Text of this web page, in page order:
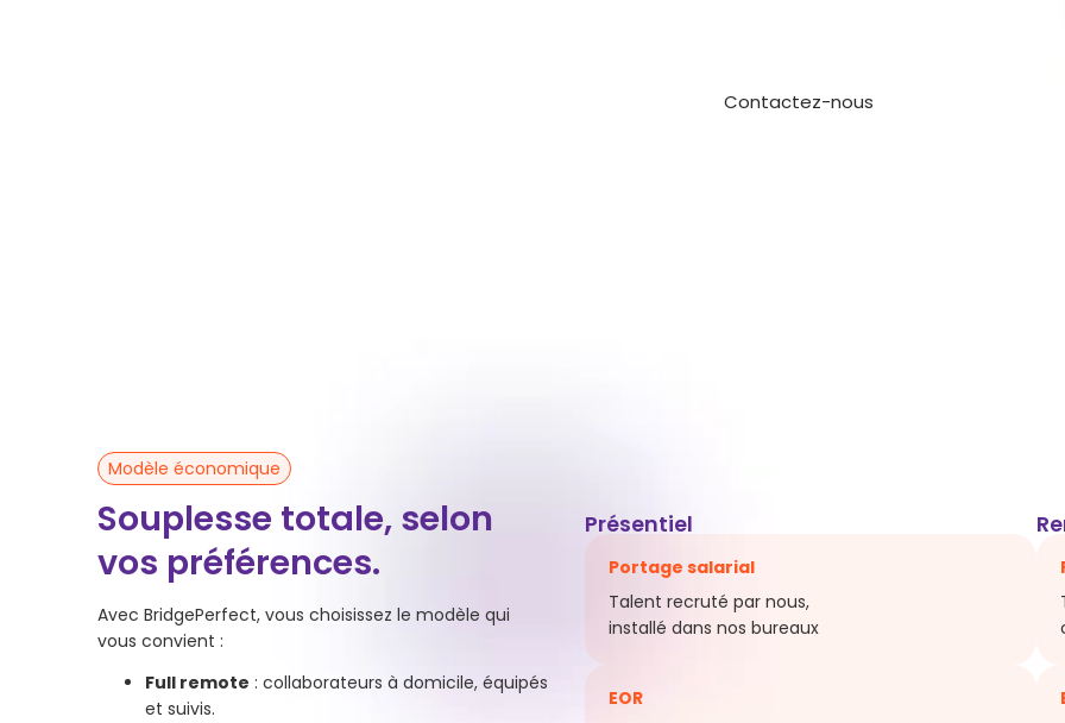
Contactez-nous
Modèle économique
Souplesse totale, selon
vos préférences.
Avec BridgePerfect, vous choisissez le modèle qui
vous convient :
Full remote : collaborateurs à domicile, équipés
et suivis.
Présentiel
Portage salarial
Talent recruté par nous,
installé dans nos bureaux
EOR